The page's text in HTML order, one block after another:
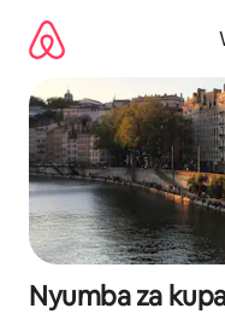
kwenda
kwenye
maudhui
Nyumba za